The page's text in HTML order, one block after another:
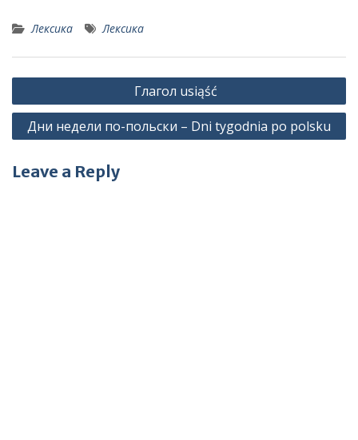
Лексика Лексика
Post
navigation
Глагол usiąść
Дни недели по-польски – Dni tygodnia po polsku
Leave a Reply